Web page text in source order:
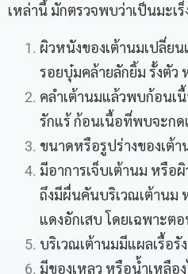
เหล่านี้ มักตรวจพบว่าเป็นมะเร็
ผิวหนังของเต้านมเปลี่ย
รอยบุ๋มคล้ายลักยิ้ม รั้งตัว
คลำเต้านมแล้วพบก้อนเ
รักแร้ ก้อนเนื้อที่พบจะกด
ขนาดหรือรูปร่างของเต้
มีอาการเจ็บเต้านม หรือ
ถึงมีผื่นคันบริเวณเต้านม
แดงอักเสบ โดยเฉพาะต
บริเวณเต้านมมีแผลเรื้อ
มีของเหลว หรือน้ำเหลือ